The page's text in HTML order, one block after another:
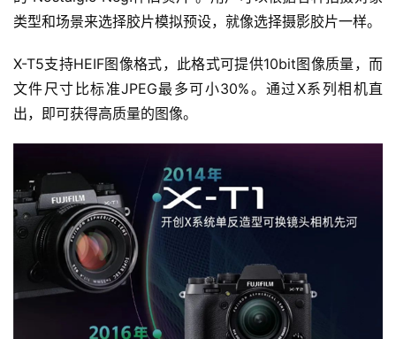
首
资
讯
测
类型和场景来选择胶片模拟预设，就像选择摄影胶片一样。
X-T5支持HEIF图像格式，此格式可提供10bit图像质量，而
文件尺寸比标准JPEG最多可小30%。通过X系列相机直
出，即可获得高质量的图像。